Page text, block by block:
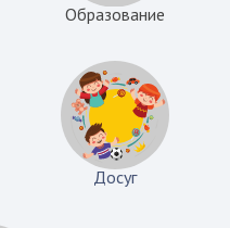
Образование
Досуг